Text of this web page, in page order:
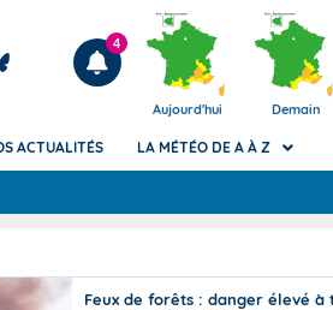
Articles
4
Aujourd'hui Demain
ACTUALITÉS LA MÉTÉO DE A À Z
Feux de forêts : danger élevé à